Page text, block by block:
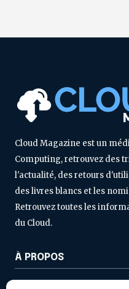
Cloud Magazine est un
Computing, retrouvez des
l'actualité, des retours
des livres blancs et les
Retrouvez toutes les
du Cloud.
À PROPOS